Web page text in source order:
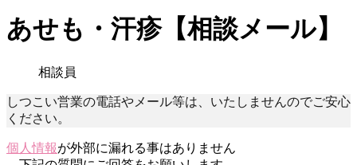
あせも・汗疹【相談メール】
相談員
しつこい営業の電話やメール等は、いたしませんのでご安心
ください。
個人情報が外部に漏れる事はありません